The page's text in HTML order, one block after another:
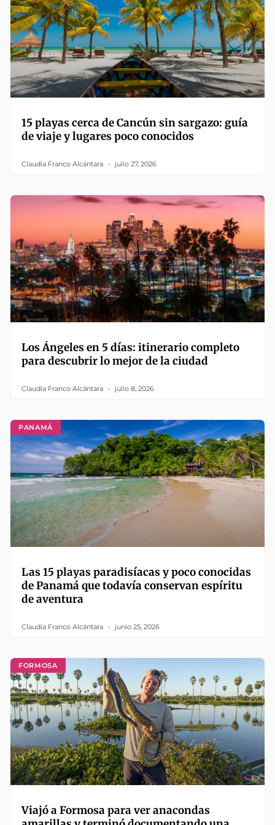
15 playas cerca de Cancún sin sargazo: guía
de viaje y lugares poco conocidos
Claudia Franco Alcántara julio 27, 2026
Los Ángeles en 5 días: itinerario completo
para descubrir lo mejor de la ciudad
Claudia Franco Alcántara julio 8, 2026
PANAMÁ
Las 15 playas paradisíacas y poco conocidas
de Panamá que todavía conservan espíritu
de aventura
Claudia Franco Alcántara junio 25, 2026
FORMOSA
Viajó a Formosa para ver anacondas